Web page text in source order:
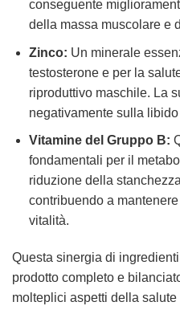
conseguente
della massa muscolare e
Zinco: Un minerale
testosterone e per la
riproduttivo maschile. La
negativamente sulla
Vitamine del Gruppo B:
fondamentali per il
riduzione della
contribuendo a
vitalità.
Questa sinergia di
prodotto completo e
molteplici aspetti della salute